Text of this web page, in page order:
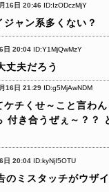
16日 20:46 ID:IzODczMjY
ャン系多くない？
日 20:04 ID:Y1MjQwMzY
丈夫だろう
16日 21:29 ID:g5MjAwNDM
ケチくせ～こと言わ
付き合うぜぇ～？？
日 20:04 ID:kyNjI5OTU
のミスタッチがウザ